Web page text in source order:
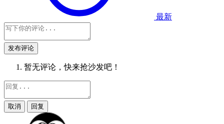
最新
发布评论
暂无评论，快来抢沙发吧！
取消 回复